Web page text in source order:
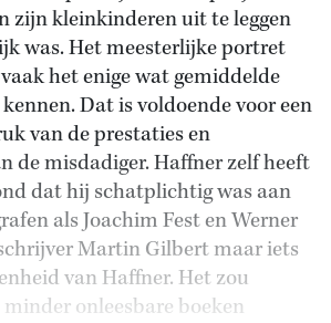
zijn kleinkinderen uit te leggen
was. Het meesterlijke portret
het enige wat gemiddelde
Dat is voldoende voor een
van de prestaties en
de misdadiger. Haffner zelf heeft
dat hij schatplichtig was aan
als Joachim Fest en Werner
Martin Gilbert maar iets
van Haffner. Het zou
onleesbare boeken